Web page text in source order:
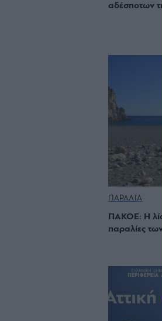
αδέσποτων
ΠΑΡΑΛΙΑ
ΠΑΚΟΕ: Η
παραλίες